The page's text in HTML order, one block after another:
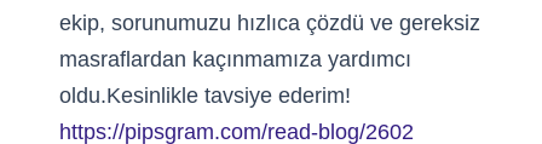
ekip, sorunumuzu hızlıca çözdü ve gereksiz
masraflardan kaçınmamıza yardımcı
oldu.Kesinlikle tavsiye ederim!
https://pipsgram.com/read-blog/2602